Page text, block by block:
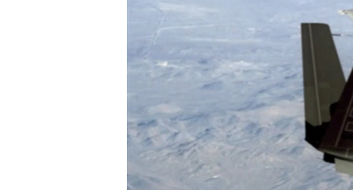
УКРАЇНСЬКА ПРОБЛЕМА КРИМУ